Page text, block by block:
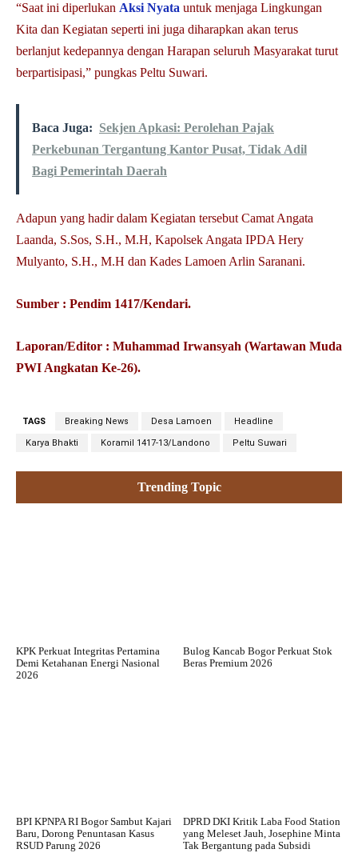
“Saat ini diperlukan Aksi Nyata untuk menjaga Lingkungan
Kita dan Kegiatan seperti ini juga diharapkan akan terus
berlanjut kedepannya dengan Harapan seluruh Masyarakat turut
berpartisipasi,” pungkas Peltu Suwari.
Baca Juga: Sekjen Apkasi: Perolehan Pajak
Perkebunan Tergantung Kantor Pusat, Tidak Adil
Bagi Pemerintah Daerah
Adapun yang hadir dalam Kegiatan tersebut Camat Angata
Laanda, S.Sos, S.H., M.H, Kapolsek Angata IPDA Hery
Mulyanto, S.H., M.H dan Kades Lamoen Arlin Saranani.
Sumber : Pendim 1417/Kendari.
Laporan/Editor : Muhammad Irwansyah (Wartawan Muda
PWI Angkatan Ke-26).
TAGS Breaking News Desa Lamoen Headline
Karya Bhakti Koramil 1417-13/Landono Peltu Suwari
Trending Topic
KPK Perkuat Integritas Pertamina
Demi Ketahanan Energi Nasional
2026
Bulog Kancab Bogor Perkuat Stok
Beras Premium 2026
BPI KPNPA RI Bogor Sambut Kajari
Baru, Dorong Penuntasan Kasus
RSUD Parung 2026
DPRD DKI Kritik Laba Food Station
yang Meleset Jauh, Josephine Minta
Tak Bergantung pada Subsidi